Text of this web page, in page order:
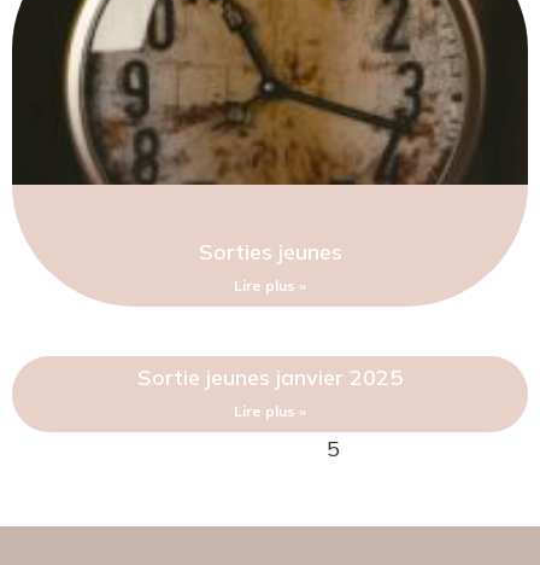
Sorties jeunes
Lire plus »
Sortie jeunes janvier 2025
Lire plus »
5